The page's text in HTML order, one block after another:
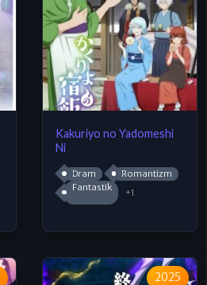
Kakuriyo no Yadomeshi
Ni
Dram
Romantizm
Fantastik
+1
2025